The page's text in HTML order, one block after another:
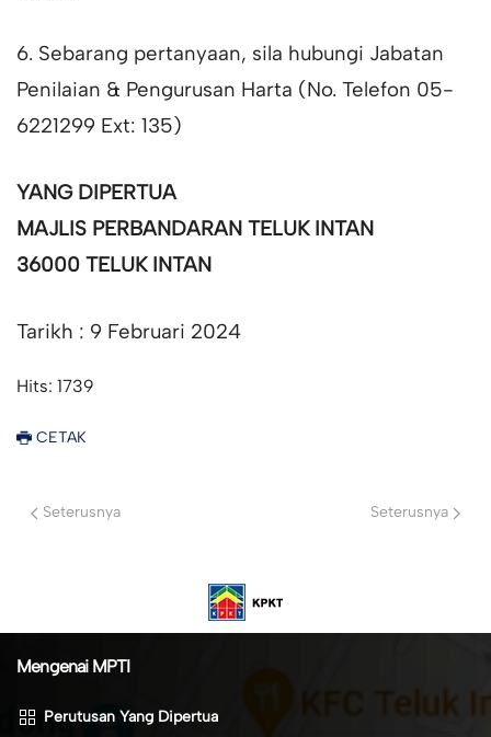
6. Sebarang pertanyaan, sila hubungi Jabatan
Penilaian & Pengurusan Harta (No. Telefon 05-
6221299 Ext: 135)
YANG DIPERTUA
MAJLIS PERBANDARAN TELUK INTAN
36000 TELUK INTAN
Tarikh : 9 Februari 2024
Hits: 1739
CETAK
Seterusnya Seterusnya
Mengenai MPTI
Perutusan Yang Dipertua